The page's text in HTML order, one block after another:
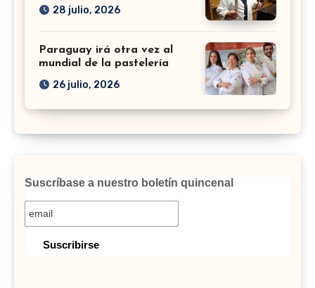
28 julio, 2026
Paraguay irá otra vez al
mundial de la pastelería
26 julio, 2026
Suscríbase a nuestro boletín quincenal